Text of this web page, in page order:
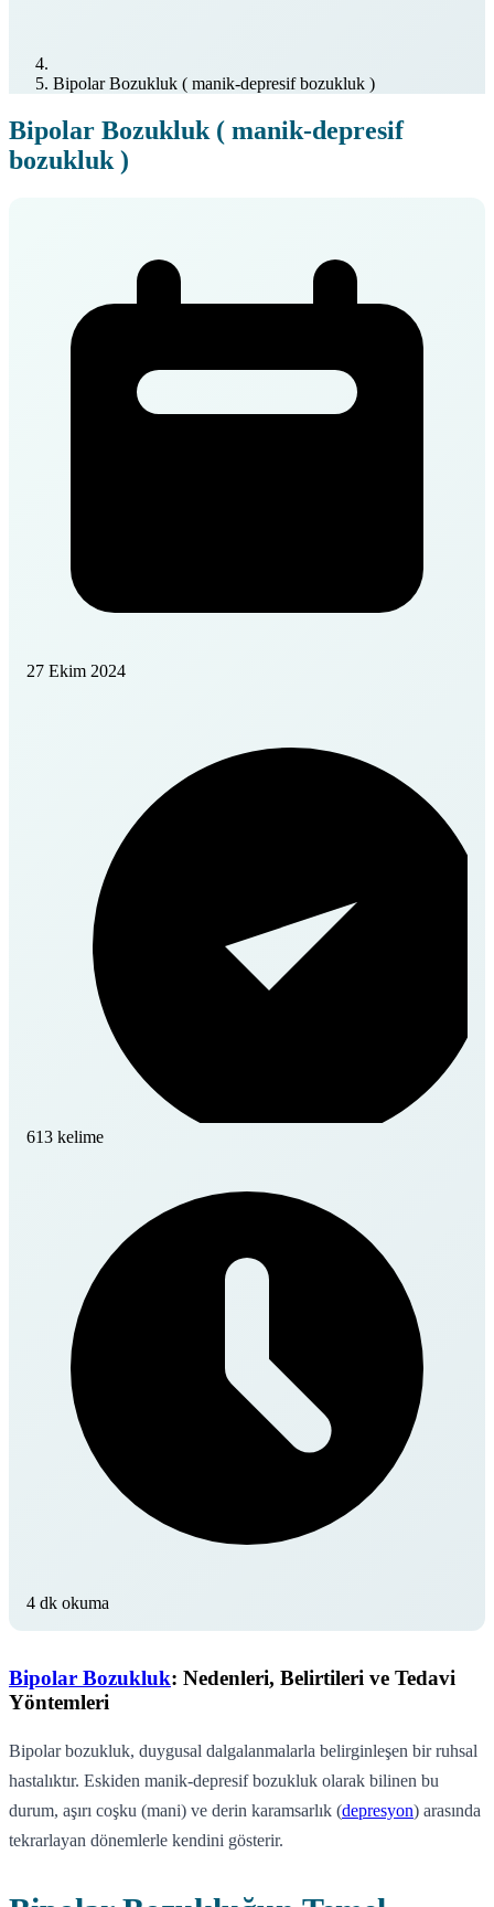
Bipolar Bozukluk ( manik-depresif bozukluk )
Bipolar Bozukluk ( manik-depresif
bozukluk )
27 Ekim 2024
613 kelime
4 dk okuma
Bipolar Bozukluk: Nedenleri, Belirtileri ve Tedavi
Yöntemleri
Bipolar bozukluk, duygusal dalgalanmalarla belirginleşen bir ruhsal
hastalıktır. Eskiden manik-depresif bozukluk olarak bilinen bu
durum, aşırı coşku (mani) ve derin karamsarlık (depresyon) arasında
tekrarlayan dönemlerle kendini gösterir.